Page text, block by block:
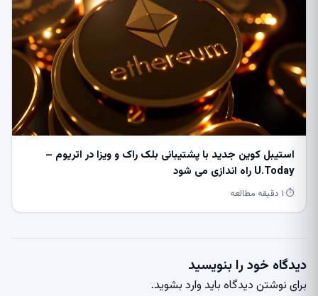
استیبل کوین جدید با پشتیبانی بلک راک و ویزا در اتریوم –
U.Today راه اندازی می شود
⏱ ۱ دقیقه مطالعه
دیدگاه خود را بنویسید
برای نوشتن دیدگاه باید وارد بشوید.